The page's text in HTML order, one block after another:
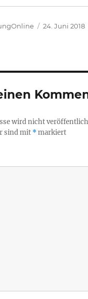
Veröffentlicht
24. Juni 2018
wird nicht
sind mit *markiert